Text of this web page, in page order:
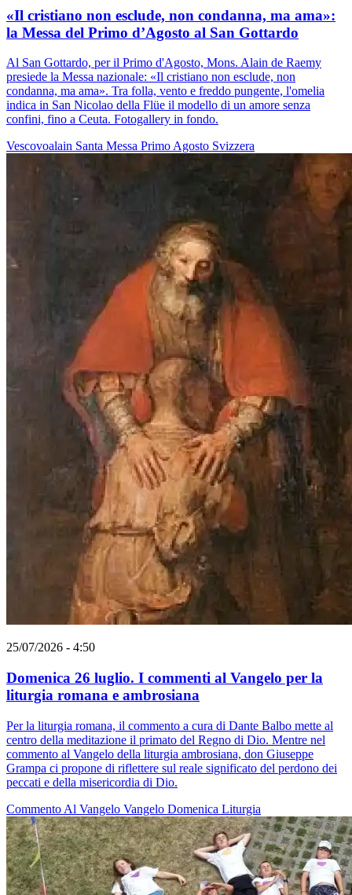
«Il cristiano non esclude, non condanna, ma ama»:
la Messa del Primo d’Agosto al San Gottardo
Al San Gottardo, per il Primo d'Agosto, Mons. Alain de Raemy
presiede la Messa nazionale: «Il cristiano non esclude, non
condanna, ma ama». Tra folla, vento e freddo pungente, l'omelia
indica in San Nicolao della Flüe il modello di un amore senza
confini, fino a Ceuta. Fotogallery in fondo.
Vescovoalain Santa Messa Primo Agosto Svizzera
25/07/2026 - 4:50
Domenica 26 luglio. I commenti al Vangelo per la
liturgia romana e ambrosiana
Per la liturgia romana, il commento a cura di Dante Balbo mette al
centro della meditazione il primato del Regno di Dio. Mentre nel
commento al Vangelo della liturgia ambrosiana, don Giuseppe
Grampa ci propone di riflettere sul reale significato del perdono dei
peccati e della misericordia di Dio.
Commento Al Vangelo Vangelo Domenica Liturgia